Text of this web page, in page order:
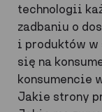
technologii
zadbaniu o
i produktów
się na
konsumencie
Jakie strony